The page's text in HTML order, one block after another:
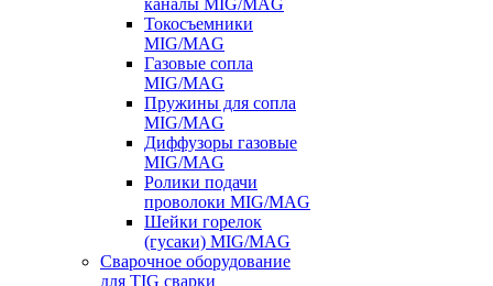
каналы MIG/MAG
Токосъемники
MIG/MAG
Газовые сопла
MIG/MAG
Пружины для сопла
MIG/MAG
Диффузоры газовые
MIG/MAG
Ролики подачи
проволоки MIG/MAG
Шейки горелок
(гусаки) MIG/MAG
Сварочное оборудование
для TIG сварки